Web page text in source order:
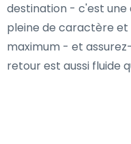
destination - c'est une
pleine de caractère et
maximum - et
retour est aussi fluide